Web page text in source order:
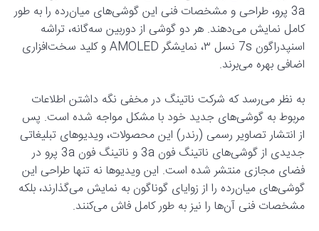
3a پرو، طراحی و مشخصات فنی این گوشی‌های میان‌رده را به طور
کامل نمایش می‌دهند. هر دو گوشی از دوربین سه‌گانه، تراشه
اسنپدراگون 7s نسل ۳، نمایشگر AMOLED و کلید سخت‌افزاری
اضافی بهره می‌برند.
به نظر می‌رسد که شرکت ناتینگ در مخفی نگه داشتن اطلاعات
مربوط به گوشی‌های جدید خود با مشکل مواجه شده است. پس
از انتشار تصاویر رسمی (رندر) این محصولات، ویدیوهای تبلیغاتی
جدیدی از گوشی‌های ناتینگ فون 3a و ناتینگ فون 3a پرو در
فضای مجازی منتشر شده است. این ویدیوها نه تنها طراحی این
گوشی‌های میان‌رده را از زوایای گوناگون به نمایش می‌گذارند، بلکه
مشخصات فنی آن‌ها را نیز به طور کامل فاش می‌کنند.